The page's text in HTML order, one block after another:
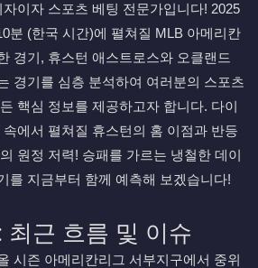
이자 스포츠 베팅 전문가입니다! 2025
분 (한국 시간)에 펼쳐질 MLB 아메리칸
경기, 휴스턴 애스트로스와 오클랜드
경기를 심층 분석하여 여러분의 스포츠
핵심 정보를 제공하고자 합니다. 다이
에서 펼쳐질 휴스턴의 홈 이점과 반등
원정 저력! 승패를 가르는 냉철한 데이
를 지금부터 함께 예측해 보겠습니다!
근 흐름 및 이슈
시즌 아메리칸리그 서부지구에서 중위